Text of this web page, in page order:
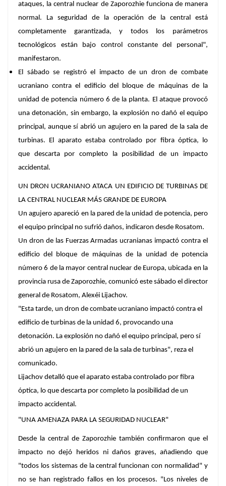
ataques, la central nuclear de Zaporozhie funciona de manera
normal. La seguridad de la operación de la central está
completamente garantizada, y todos los parámetros
tecnológicos están bajo control constante del personal",
manifestaron.
El sábado se registró el impacto de un dron de combate
ucraniano contra el edificio del bloque de máquinas de la
unidad de potencia número 6 de la planta. El ataque provocó
una detonación, sin embargo, la explosión no dañó el equipo
principal, aunque sí abrió un agujero en la pared de la sala de
turbinas. El aparato estaba controlado por fibra óptica, lo
que descarta por completo la posibilidad de un impacto
accidental.
UN DRON UCRANIANO ATACA UN EDIFICIO DE TURBINAS DE
LA CENTRAL NUCLEAR MÁS GRANDE DE EUROPA
Un agujero apareció en la pared de la unidad de potencia, pero
el equipo principal no sufrió daños, indicaron desde Rosatom.
Un dron de las Fuerzas Armadas ucranianas impactó contra el
edificio del bloque de máquinas de la unidad de potencia
número 6 de la mayor central nuclear de Europa, ubicada en la
provincia rusa de Zaporozhie, comunicó este sábado el director
general de Rosatom, Alexéi Lijachov.
"Esta tarde, un dron de combate ucraniano impactó contra el
edificio de turbinas de la unidad 6, provocando una
detonación. La explosión no dañó el equipo principal, pero sí
abrió un agujero en la pared de la sala de turbinas", reza el
comunicado.
Lijachov detalló que el aparato estaba controlado por fibra
óptica, lo que descarta por completo la posibilidad de un
impacto accidental.
"UNA AMENAZA PARA LA SEGURIDAD NUCLEAR"
Desde la central de Zaporozhie también confirmaron que el
impacto no dejó heridos ni daños graves, añadiendo que
"todos los sistemas de la central funcionan con normalidad" y
no se han registrado fallos en los procesos. "Los niveles de